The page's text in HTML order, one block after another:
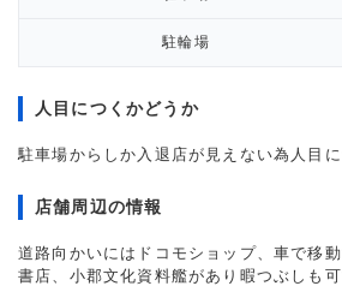
駐輪場
人目につくかどうか
駐車場からしか入退店が見えない為人目に
店舗周辺の情報
道路向かいにはドコモショップ、車で移
書店、小郡文化資料艦があり暇つぶしも可